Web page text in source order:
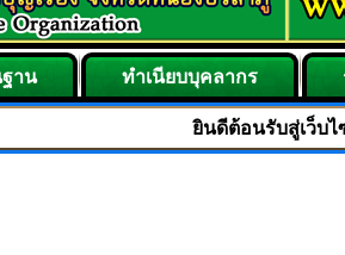
าน ทำเนียบบุคลากร
ยินดีต้อนรับสู่เว็บไซต์ "องค์การบริ